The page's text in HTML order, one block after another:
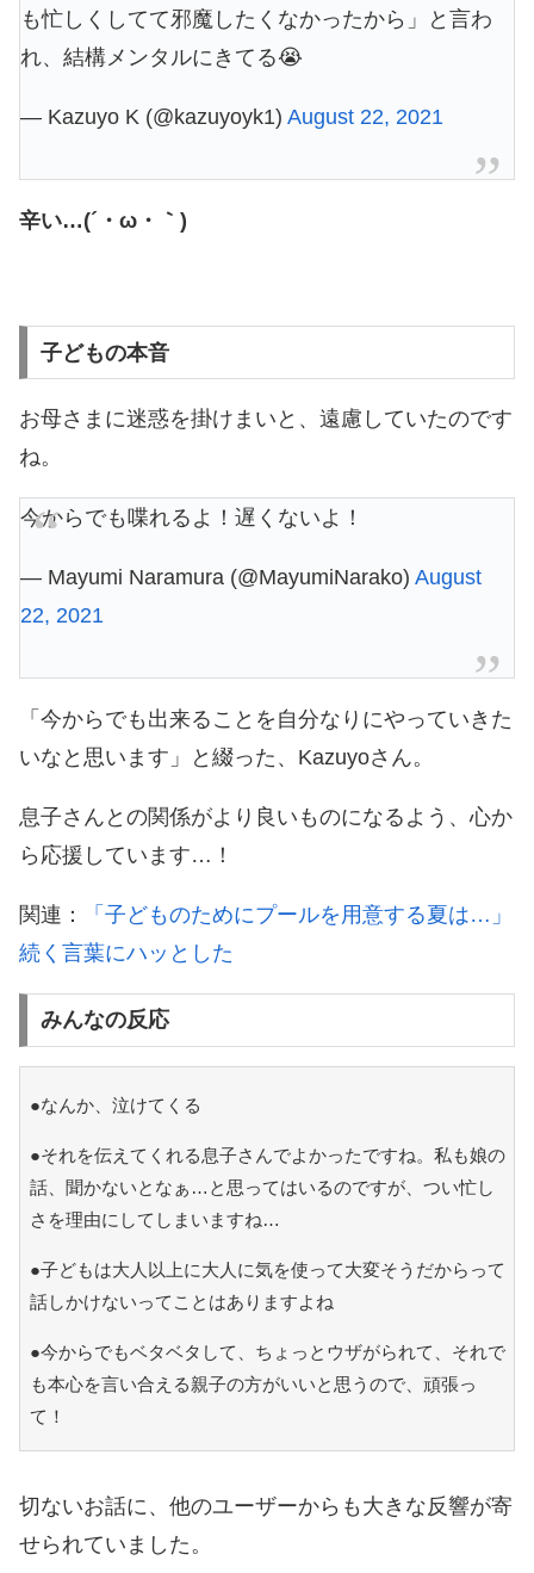
も忙しくしてて邪魔したくなかったから」と言わ
れ、結構メンタルにきてる😭
— Kazuyo K (@kazuyoyk1) August 22, 2021
辛い…(´・ω・｀)
子どもの本音
お母さまに迷惑を掛けまいと、遠慮していたのです
ね。
今からでも喋れるよ！遅くないよ！
— Mayumi Naramura (@MayumiNarako) August
22, 2021
「今からでも出来ることを自分なりにやっていきた
いなと思います」と綴った、Kazuyoさん。
息子さんとの関係がより良いものになるよう、心か
ら応援しています…！
関連：
「子どものためにプールを用意する夏は…」
続く言葉にハッとした
みんなの反応
●なんか、泣けてくる
●それを伝えてくれる息子さんでよかったですね。私も娘の
話、聞かないとなぁ…と思ってはいるのですが、つい忙し
さを理由にしてしまいますね…
●子どもは大人以上に大人に気を使って大変そうだからって
話しかけないってことはありますよね
●今からでもベタベタして、ちょっとウザがられて、それで
も本心を言い合える親子の方がいいと思うので、頑張っ
て！
切ないお話に、他のユーザーからも大きな反響が寄
せられていました。